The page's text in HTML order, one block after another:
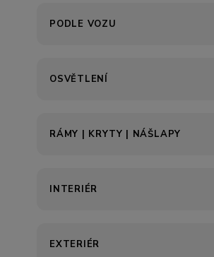
PODLE VOZU
OSVĚTLENÍ
RÁMY | KRYTY | NÁŠLAPY
INTERIÉR
EXTERIÉR